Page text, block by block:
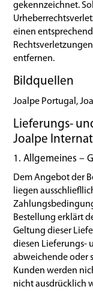
gekennzeichnet.
einen
entfernen.
Bildquellen
Joalpe Portugal,
Lieferungs-
Joalpe
1. Allgemeines –
Dem Angebot der
liegen
Bestellung erklärt
Geltung dieser
diesen Lieferungs-
abweichende oder
Kunden werden
nicht ausdrücklich